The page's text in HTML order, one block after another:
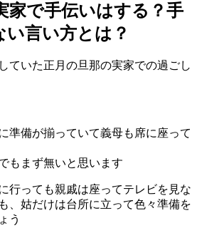
家で手伝いはする？手
言い方とは？
ていた正月の旦那の実家での過ごし
準備が揃っていて義母も席に座って
もまず無いと思います
行っても親戚は座ってテレビを見な
、姑だけは台所に立って色々準備を
う